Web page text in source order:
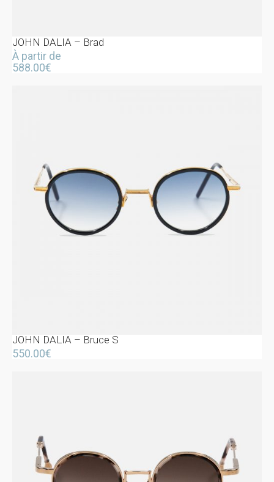
JOHN DALIA – Brad
À partir de
588.00€
JOHN DALIA – Bruce S
550.00€